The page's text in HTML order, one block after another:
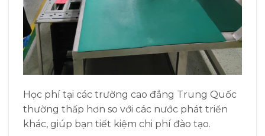
Học phí tại các trường cao đẳng Trung Quốc
thường thấp hơn so với các nước phát triển
khác, giúp bạn tiết kiệm chi phí đào tạo.